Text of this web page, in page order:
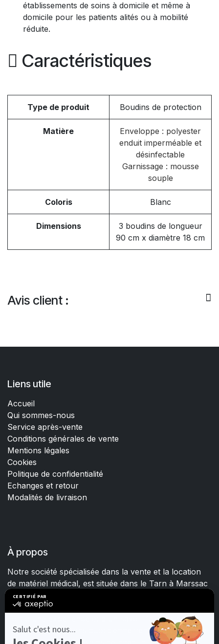
établissements de soins à domicile et même à
domicile pour les patients alités ou à mobilité
réduite.
Caractéristiques
Type de produit Boudins de protection
Matière
Enveloppe : polyester
enduit imperméable et
désinfectable
Garnissage : mousse
souple
Coloris Blanc
Dimensions
3 boudins de longueur
90 cm x diamètre 18 cm
Avis client :
Liens utile
Accueil
Qui sommes-nous
Service après-vente
Conditions générales de vente
Mentions légales
Cookies
Politique de confidentialité
Echanges et retour
Modalités de livraison
À propos
Notre société spécialisée dans la vente et la location
de matériel médical, est située dans le Tarn à Marssac
sur Tarn.
Fort d'une expérience et d'un savoir-faire de plus de
15 ans, nous mettons quotidiennement tout en œuvre
pour satisfaire les besoins de chacun.